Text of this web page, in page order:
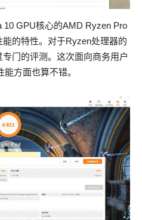
10 GPU核心的AMD Ryzen Pro
的特性。对于Ryzen处理器的
门的评测。这次面向商务用户
方面也算不错。